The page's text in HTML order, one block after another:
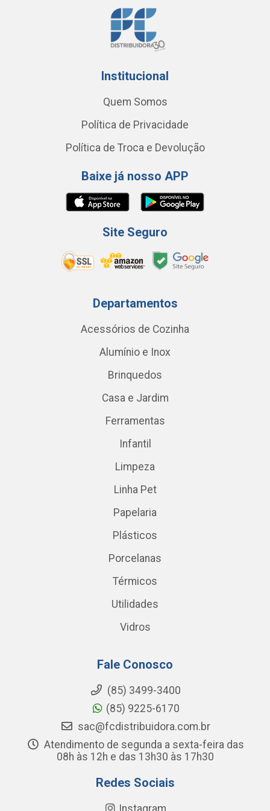
Institucional
Quem Somos
Política de Privacidade
Política de Troca e Devolução
Baixe já nosso APP
Site Seguro
Departamentos
Acessórios de Cozinha
Alumínio e Inox
Brinquedos
Casa e Jardim
Ferramentas
Infantil
Limpeza
Linha Pet
Papelaria
Plásticos
Porcelanas
Térmicos
Utilidades
Vidros
Fale Conosco
(85) 3499-3400
(85) 9225-6170
sac@fcdistribuidora.com.br
Atendimento de segunda a sexta-feira das
08h às 12h e das 13h30 às 17h30
Redes Sociais
Instagram